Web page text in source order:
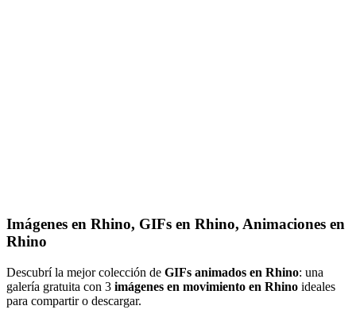
Imágenes en Rhino, GIFs en Rhino, Animaciones en
Rhino
Descubrí la mejor colección de GIFs animados en Rhino: una
galería gratuita con 3 imágenes en movimiento en Rhino ideales
para compartir o descargar.